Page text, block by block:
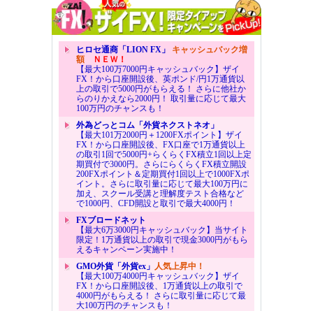
ヒロセ通商「LION FX」 キャッシュバック増
額ＮＥＷ！
【最大100万7000円キャッシュバック】ザイ
FX！から口座開設後、英ポンド/円1万通貨以
上の取引で5000円がもらえる！ さらに他社か
らのりかえなら2000円！ 取引量に応じて最大
100万円のチャンスも！
外為どっとコム「外貨ネクストネオ」
【最大101万2000円＋1200FXポイント】ザイ
FX！から口座開設後、FX口座で1万通貨以上
の取引1回で5000円+らくらくFX積立1回以上定
期買付で3000円。さらにらくらくFX積立開設
200FXポイント＆定期買付1回以上で1000FXポ
イント。さらに取引量に応じて最大100万円に
加え、スクール受講と理解度テスト合格など
で1000円、CFD開設と取引で最大4000円！
FXブロードネット
【最大6万3000円キャッシュバック】当サイト
限定！1万通貨以上の取引で現金3000円がもら
えるキャンペーン実施中！
GMO外貨「外貨ex」 人気上昇中！
【最大100万4000円キャッシュバック】ザイ
FX！から口座開設後、1万通貨以上の取引で
4000円がもらえる！ さらに取引量に応じて最
大100万円のチャンスも！